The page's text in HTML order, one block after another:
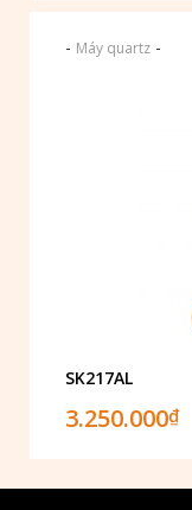
- Máy quartz -
SK217AL
3.250.000₫